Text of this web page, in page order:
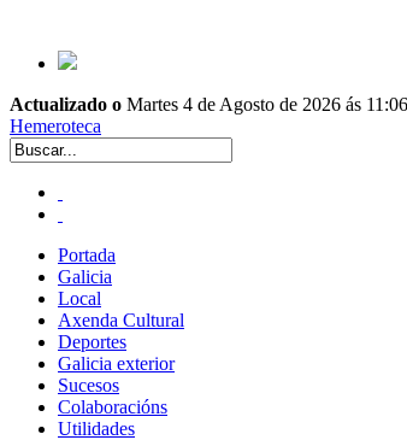
Actualizado o Martes 4 de Agosto de 2026 ás 11:06
Hemeroteca
Portada
Galicia
Local
Axenda Cultural
Deportes
Galicia exterior
Sucesos
Colaboracións
Utilidades